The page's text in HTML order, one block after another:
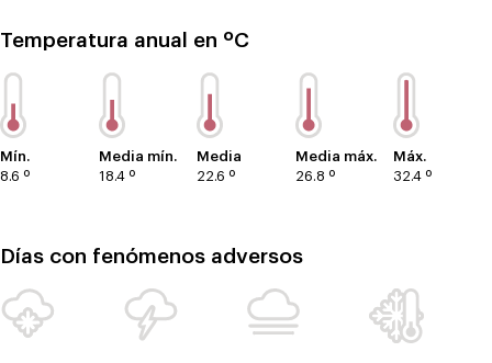
Temperatura anual en ºC
Mín.
8.6 º
Media mín.
18.4 º
Media
22.6 º
Media máx.
26.8 º
Máx.
32.4 º
Días con fenómenos adversos